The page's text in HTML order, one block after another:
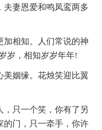
夫妻恩爱和鸣凤鸾两多
加相知。人们常说的神
岁，相知岁岁年年!
美姻缘。花烛笑迎比翼
，只一个笑，你有了另
的门，只一牵手，你许